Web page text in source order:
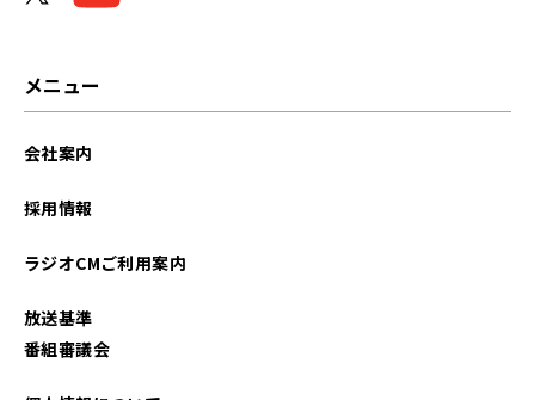
メニュー
会社案内
採用情報
ラジオCMご利用案内
放送基準
番組審議会